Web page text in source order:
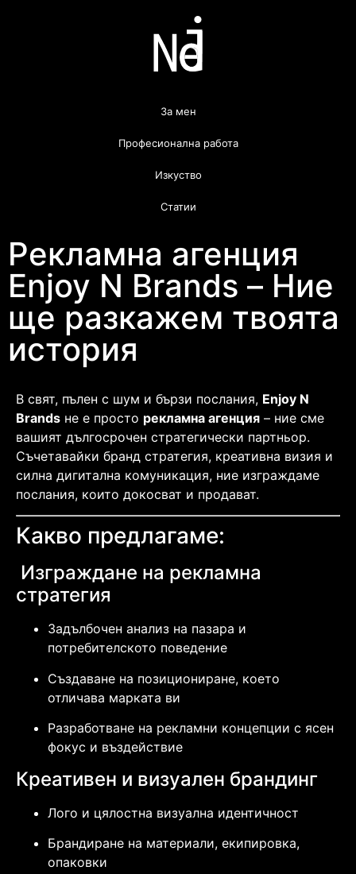
За мен
Професионална работа
Изкуство
Статии
Рекламна агенция
Enjoy N Brands – Ние
ще разкажем твоята
история
В свят, пълен с шум и бързи послания, Enjoy N
Brands не е просто рекламна агенция – ние сме
вашият дългосрочен стратегически партньор.
Съчетавайки бранд стратегия, креативна визия и
силна дигитална комуникация, ние изграждаме
послания, които докосват и продават.
Какво предлагаме:
Изграждане на рекламна
стратегия
Задълбочен анализ на пазара и
потребителското поведение
Създаване на позициониране, което
отличава марката ви
Разработване на рекламни концепции с ясен
фокус и въздействие
Креативен и визуален брандинг
Лого и цялостна визуална идентичност
Брандиране на материали, екипировка,
опаковки